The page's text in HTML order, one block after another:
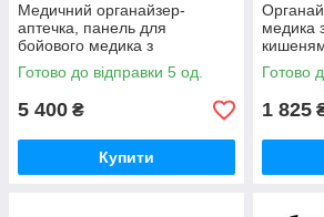
Медичний органайзер-
аптечка, панель для
бойового медика з
прозорими кишенями
Варіант 1+1+1 Стохід
Готово до відправки 5 од.
5 400 ₴
Купити
медика
Готово
1 825